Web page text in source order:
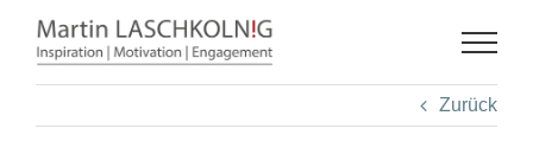
Inhalt
springen
Zurück